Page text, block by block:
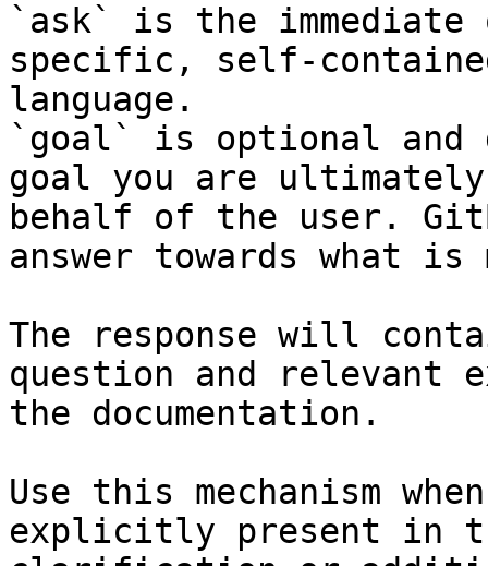
`ask` is the
specific, self-
language.
`goal` is optional and
goal you are
behalf of the user.
answer towards what
The response will
question and relevant
the documentation.
Use this mechanism
explicitly present in